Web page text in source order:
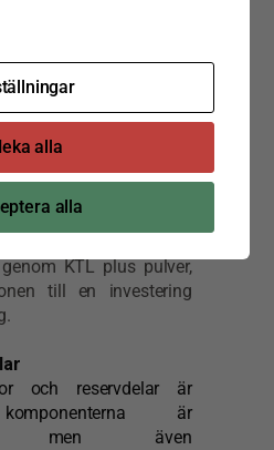
komfortabelt
aerodynamisk design
produkter.
handhavande, testade
KTL plus pulver,
till en investering
och reservdelar är
är
men även
alla
alla